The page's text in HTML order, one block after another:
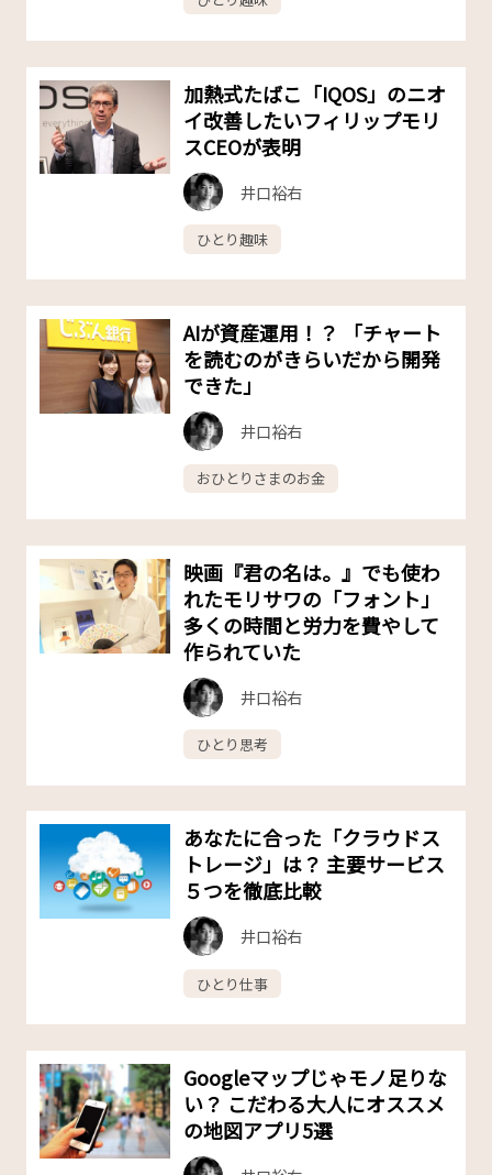
加熱式たばこ「IQOS」のニオ
イ改善したい――フィリップモリ
スCEOが表明
井口裕右
ひとり趣味
AIが資産運用！？ 「チャート
を読むのがきらいだから開発
できた」
井口裕右
おひとりさまのお金
映画『君の名は。』でも使わ
れたモリサワの「フォント」
多くの時間と労力を費やして
作られていた
井口裕右
ひとり思考
あなたに合った「クラウドス
トレージ」は？ 主要サービス
５つを徹底比較
井口裕右
ひとり仕事
Googleマップじゃモノ足りな
い？ こだわる大人にオススメ
の地図アプリ5選